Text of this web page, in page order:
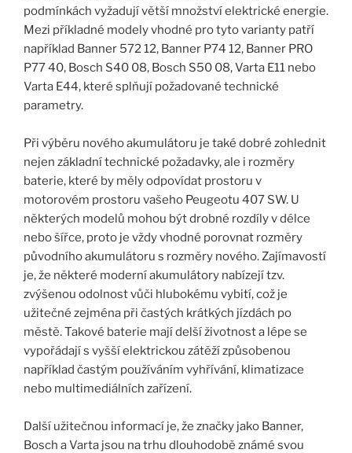
podmínkách vyžadují větší množství elektrické energie.
Mezi příkladné modely vhodné pro tyto varianty patří
například Banner 572 12, Banner P74 12, Banner PRO
P77 40, Bosch S40 08, Bosch S50 08, Varta E11 nebo
Varta E44, které splňují požadované technické
parametry.
Při výběru nového akumulátoru je také dobré zohlednit
nejen základní technické požadavky, ale i rozměry
baterie, které by měly odpovídat prostoru v
motorovém prostoru vašeho Peugeotu 407 SW. U
některých modelů mohou být drobné rozdíly v délce
nebo šířce, proto je vždy vhodné porovnat rozměry
původního akumulátoru s rozměry nového. Zajímavostí
je, že některé moderní akumulátory nabízejí tzv.
zvýšenou odolnost vůči hlubokému vybití, což je
užitečné zejména při častých krátkých jízdách po
městě. Takové baterie mají delší životnost a lépe se
vypořádají s vyšší elektrickou zátěží způsobenou
například častým používáním vyhřívání, klimatizace
nebo multimediálních zařízení.
Další užitečnou informací je, že značky jako Banner,
Bosch a Varta jsou na trhu dlouhodobě známé svou